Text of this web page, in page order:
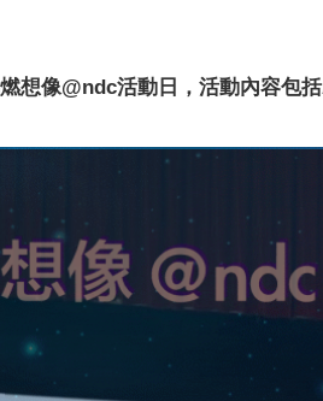
想像@ndc活動日， 活動內容包